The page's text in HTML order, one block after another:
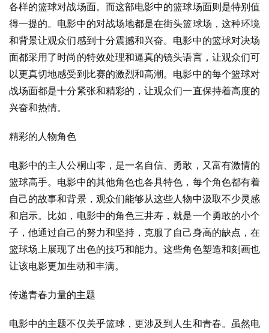
各样的篮球对战场面。而这部电影中的篮球场面则是特别值
得一提的。电影中的对战场地都是在街头篮球场，这种环境
和背景让观众们感到十分震撼和兴奋。电影中的篮球对决场
面都采用了时尚的特效处理和逼真的镜头语言，让观众们可
以更真切地感受到比赛的激烈和高潮。电影中的每个篮球对
战场面都是十分紧张和精彩的，让观众们一直保持着高度的
兴奋和热情。
精彩的人物角色
电影中的主人公桐山零，是一名自信、勇敢，又富有激情的
篮球高手。电影中的其他角色也各具特色，每个角色都有着
自己的故事和背景，观众们能够从这些人物中汲取不少灵感
和启示。比如，电影中的角色三井寿，就是一个勇敢的小个
子，他通过自己的努力和坚持，克服了自己身高的缺点，在
篮球场上展现了出色的技巧和能力。这些角色塑造和刻画也
让该电影更加生动和丰满。
传递青春力量的主题
电影中的主题不仅关乎篮球，更涉及到人生和青春。虽然电